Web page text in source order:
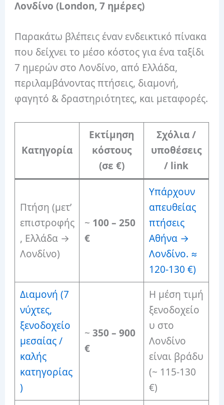
Λονδίνο (London, 7 ημέρες)
Παρακάτω βλέπεις έναν ενδεικτικό πίνακα
που δείχνει το μέσο κόστος για ένα ταξίδι
7 ημερών στο Λονδίνο, από Ελλάδα,
περιλαμβάνοντας πτήσεις, διαμονή,
φαγητό & δραστηριότητες, και μεταφορές.
Κατηγορία
Εκτίμηση
κόστους
(σε €)
Σχόλια /
υποθέσεις
/ link
Πτήση (μετ’
επιστροφής
, Ελλάδα →
Λονδίνο)
~ 100 – 250
€
Υπάρχουν
απευθείας
πτήσεις
Αθήνα →
Λονδίνο. ≈
120-130 €)
Διαμονή (7
νύχτες,
ξενοδοχείο
μεσαίας /
καλής
κατηγορίας
)
~ 350 – 900
€
Η μέση τιμή
ξενοδοχείο
υ στο
Λονδίνο
είναι βράδυ
(~ 115-130
€)